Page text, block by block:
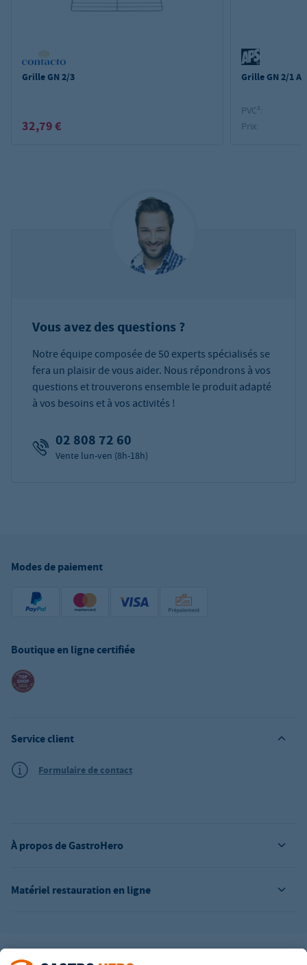
Grille GN 2/3
32,79 €
Grille GN 2/1
PVC²:
Prix:
Vous avez des questions ?
Notre équipe composée de 50 experts spécialisés se
fera un plaisir de vous aider. Nous répondrons à vos
questions et trouverons ensemble le produit adapté
à vos besoins et à vos activités !
02 808 72 60
Vente lun-ven (8h-18h)
Modes de paiement
Boutique en ligne certifiée
Matériel restauration en ligne
À propos de GastroHero
Service client
Formulaire de contact